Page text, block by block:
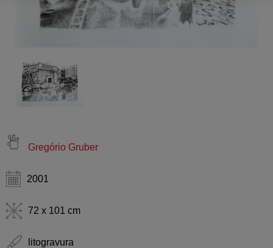
Gregório Gruber
2001
72 x 101 cm
litogravura